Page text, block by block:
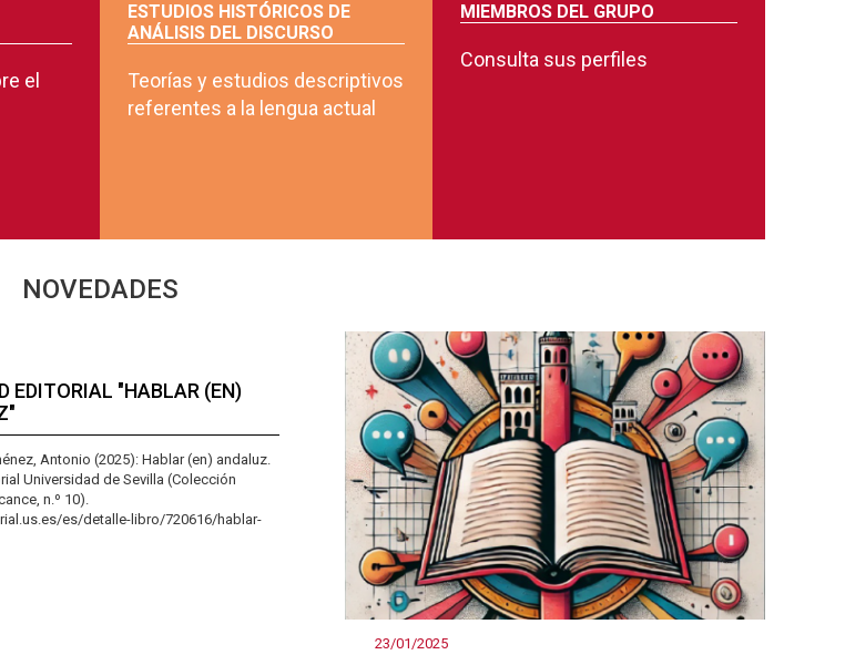
el
ESTUDIOS HISTÓRICOS DE
ANÁLISIS DEL DISCURSO
Teorías y estudios descriptivos
referentes a la lengua actual
MIEMBROS DEL GRUPO
Consulta sus perfiles
NOVEDADES
EDITORIAL "HABLAR (EN)
Antonio (2025): Hablar (en) andaluz.
Universidad de Sevilla (Colección
n.º 10).
es/detalle-libro/720616/hablar-
23/01/2025